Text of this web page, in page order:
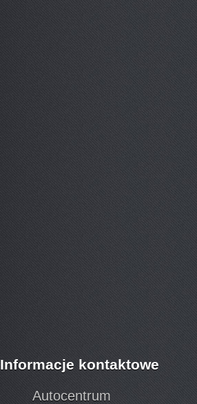
Informacje kontaktowe
Autocentrum